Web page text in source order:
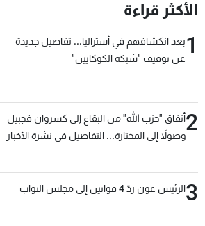
الأكثر قراءة
1بعد انكشافهم في أستراليا... تفاصيل جديدة
عن توقيف "شبكة الكوكايين"
2أنفاق "حزب الله" من البقاع إلى كسروان فجبيل
وصولاً إلى المختارة... التفاصيل في نشرة الأخبار
3الرئيس عون ردّ 4 قوانين إلى مجلس النواب